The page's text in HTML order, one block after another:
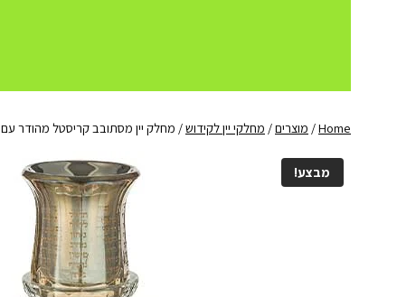
Home
/ מוצרים/ מחלקי יין לקידוש/ מחלק יין מסתובב קריסטל מהודר עם 8 כוסיות "זהב"
מבצע!